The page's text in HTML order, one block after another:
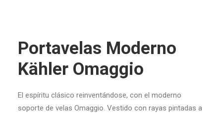
Portavelas Moderno
Kähler Omaggio
El espíritu clásico reinventándose, con el moderno
soporte de velas Omaggio. Vestido con rayas pintadas a